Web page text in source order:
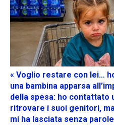
« Voglio restare con lei…
una bambina apparsa
della spesa: ho contattato
ritrovare i suoi genitori,
mi ha lasciata senza parole